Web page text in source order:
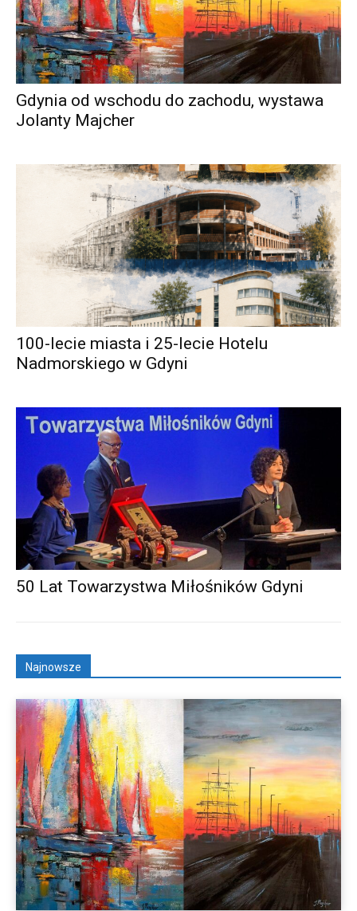
Gdynia od wschodu do zachodu, wystawa
Jolanty Majcher
100-lecie miasta i 25-lecie Hotelu
Nadmorskiego w Gdyni
50 Lat Towarzystwa Miłośników Gdyni
Najnowsze